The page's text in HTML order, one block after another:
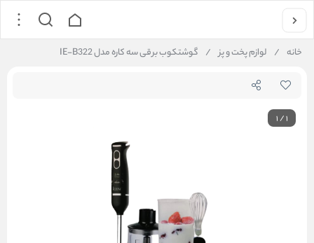
خانه / لوازم پخت و پز / گوشتکوب برقی سه کاره مدل IE-B322
1/1